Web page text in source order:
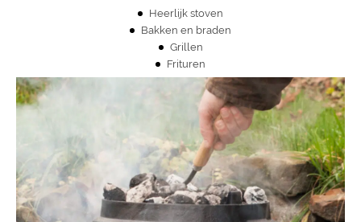
Heerlijk stoven
Bakken en braden
Grillen
Frituren